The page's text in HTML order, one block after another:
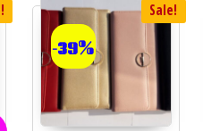
Sale!
-39%